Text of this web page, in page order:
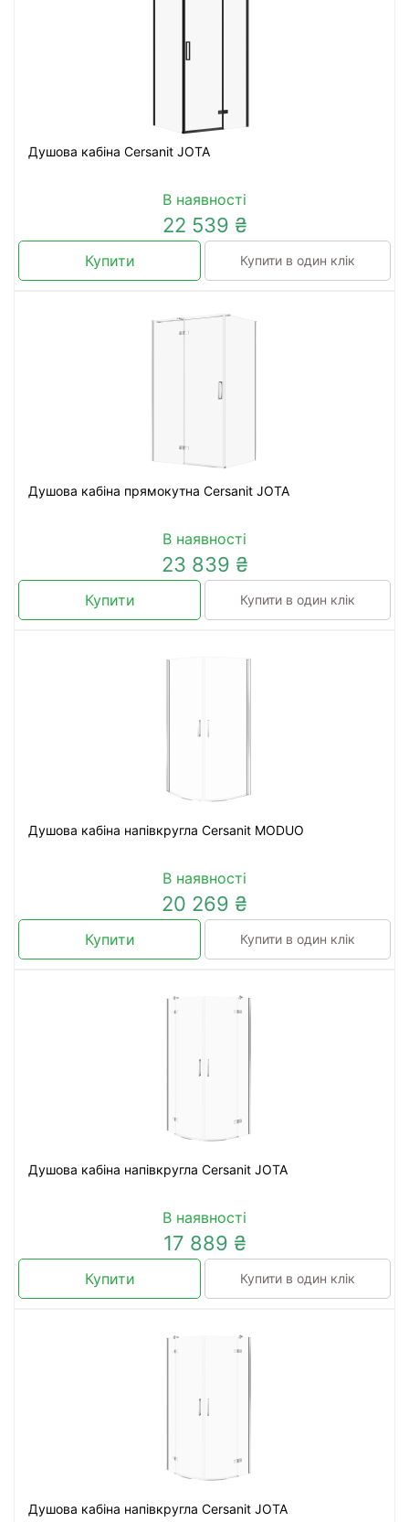
Душова кабіна Cersanit JOTA
В наявності
22 539 ₴
Купити Купити в один клік
Душова кабіна прямокутна Cersanit JOTA
В наявності
23 839 ₴
Купити Купити в один клік
Душова кабіна напівкругла Cersanit MODUO
В наявності
20 269 ₴
Купити Купити в один клік
Душова кабіна напівкругла Cersanit JOTA
В наявності
17 889 ₴
Купити Купити в один клік
Душова кабіна напівкругла Cersanit JOTA